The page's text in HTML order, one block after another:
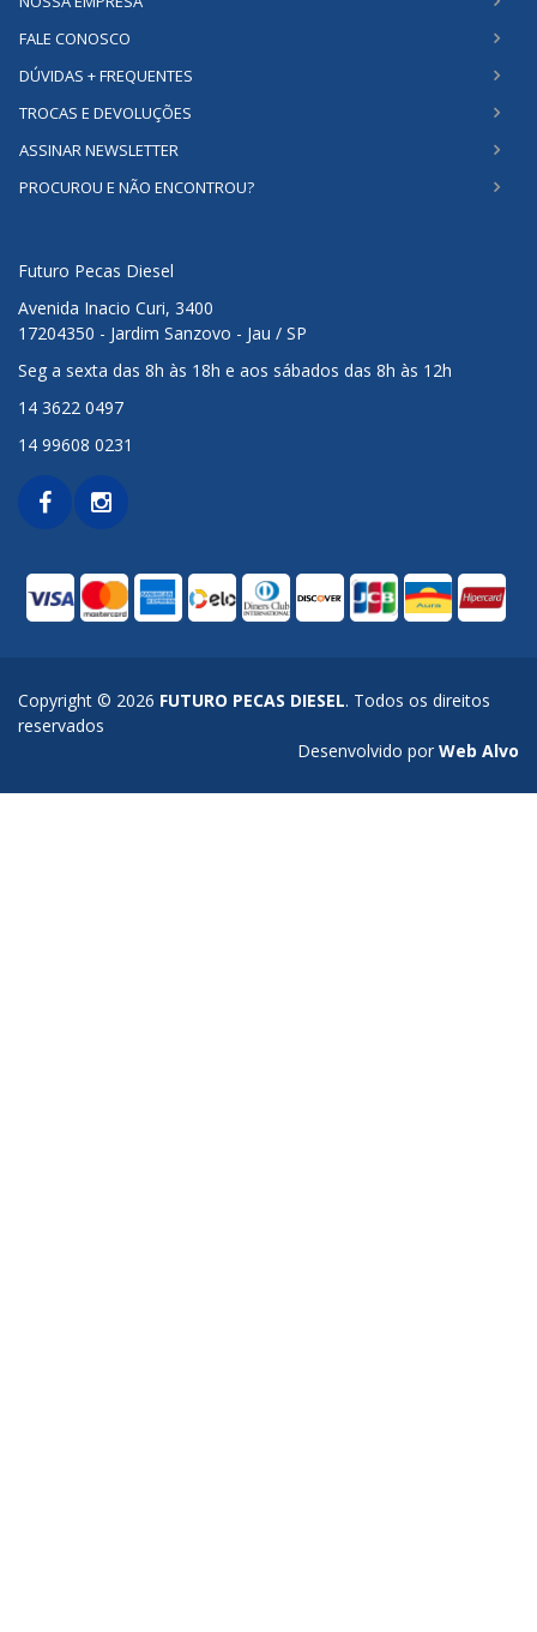
FALE CONOSCO
DÚVIDAS + FREQUENTES
TROCAS E DEVOLUÇÕES
ASSINAR NEWSLETTER
PROCUROU E NÃO ENCONTROU?
Futuro Pecas Diesel
Avenida Inacio Curi, 3400
17204350 - Jardim Sanzovo - Jau / SP
Seg a sexta das 8h às 18h e aos sábados das 8h às 12h
14 3622 0497
14 99608 0231
Copyright © 2026 FUTURO PECAS DIESEL. Todos os direitos
reservados
Desenvolvido por Web Alvo